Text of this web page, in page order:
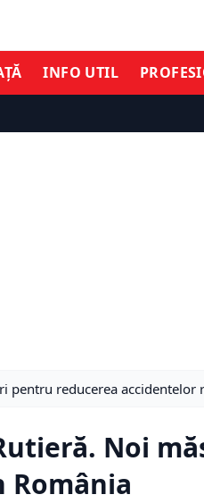
INFO UTIL
pentru reducerea accidentelor
Noi